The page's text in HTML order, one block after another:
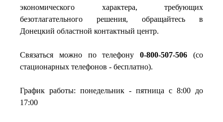
экономического характера, требующих
безотлагательного решения, обращайтесь в
Донецкий областной контактный центр.
Связаться можно по телефону0-800-507-506 (со
стационарных телефонов - бесплатно).
График работы: понедельник - пятница с 8:00 до
17:00